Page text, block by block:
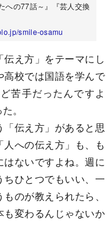
への77話～』『芸人交換
smile-osamu
え方」をテーマにし
高校では国語を学んで
苦手だったんですよ
。
伝え方」があると思
への伝え方」も、も
ないですよね。週に
ひとつでもいい、一
のが教えられたら、
変わるんじゃないか